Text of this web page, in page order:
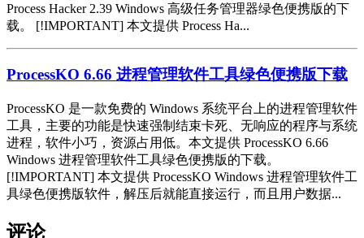
Process Hacker 2.39 Windows 高级任务管理器绿色便携版的下
载。 [!IMPORTANT] 本文提供 Process Ha...
ProcessKO 6.66 进程管理软件工具绿色便携版下载
ProcessKO 是一款免费的 Windows 系统平台上的进程管理软件
工具，主要的功能是快速强制结束卡死、无响应的程序与系统
进程，软件小巧，资源占用低。本文提供 ProcessKO 6.66
Windows 进程管理软件工具绿色便携版的下载。
[!IMPORTANT] 本文提供 ProcessKO Windows 进程管理软件工
具绿色便携版软件，解压后就能直接运行，而且用户数据...
评论